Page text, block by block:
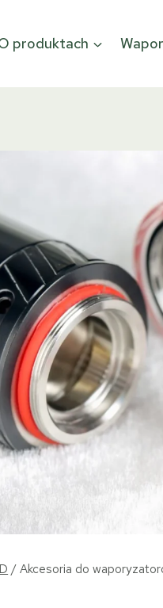
produktach
/Akcesoria do